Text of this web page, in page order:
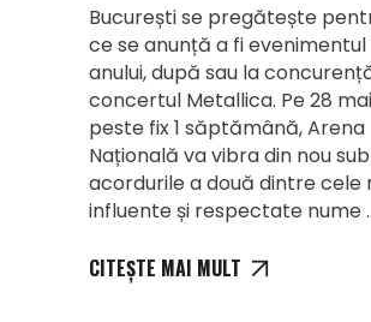
București se pregătește
ce se anunță a fi
anului, după sau la
concertul Metallica. Pe 28
peste fix 1 săptămână, Arena
Națională va vibra din nou sub
acordurile a două dintre cele
influente și respectate nume
CITEȘTE MAI MULT